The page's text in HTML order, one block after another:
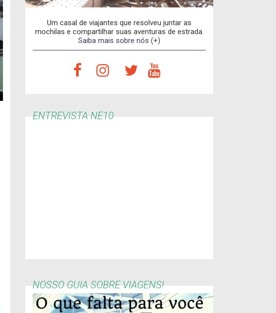
Um casal de viajantes que resolveu juntar as
mochilas e compartilhar suas aventuras de estrada.
Saiba mais sobre nós (+)
ENTREVISTA NE10
NOSSO GUIA SOBRE VIAGENS!